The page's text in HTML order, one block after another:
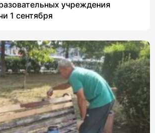
учреждения
1 сентября